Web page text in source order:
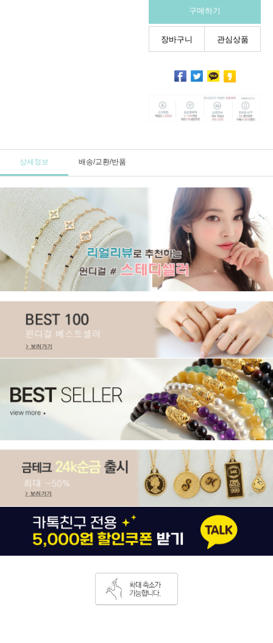
구매하기
장바구니 관심상품
상세정보 배송/교환/반품